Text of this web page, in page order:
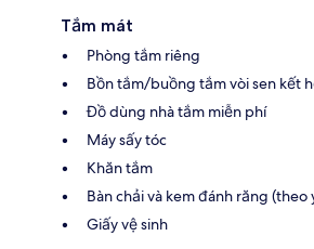
Tắm mát
Phòng tắm riêng
Bồn tắm/buồng tắm vòi sen kết
Đồ dùng nhà tắm miễn phí
Máy sấy tóc
Khăn tắm
Bàn chải và kem đánh răng (theo
Giấy vệ sinh